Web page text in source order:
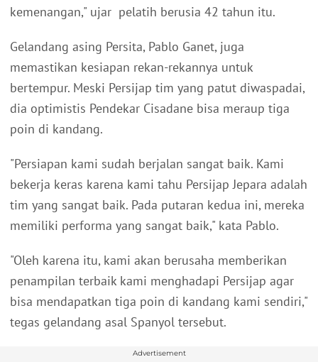
kemenangan," ujar pelatih berusia 42 tahun itu.
Gelandang asing Persita, Pablo Ganet, juga
memastikan kesiapan rekan-rekannya untuk
bertempur. Meski Persijap tim yang patut diwaspadai,
dia optimistis Pendekar Cisadane bisa meraup tiga
poin di kandang.
"Persiapan kami sudah berjalan sangat baik. Kami
bekerja keras karena kami tahu Persijap Jepara adalah
tim yang sangat baik. Pada putaran kedua ini, mereka
memiliki performa yang sangat baik," kata Pablo.
"Oleh karena itu, kami akan berusaha memberikan
penampilan terbaik kami menghadapi Persijap agar
bisa mendapatkan tiga poin di kandang kami sendiri,"
tegas gelandang asal Spanyol tersebut.
Advertisement